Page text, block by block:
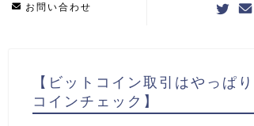
お問い合わせ
【ビットコイン取引はやっぱり
コインチェック】